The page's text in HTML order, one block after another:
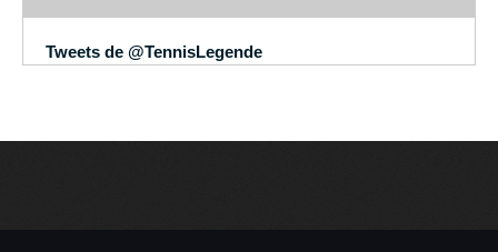
Tweets de @TennisLegende